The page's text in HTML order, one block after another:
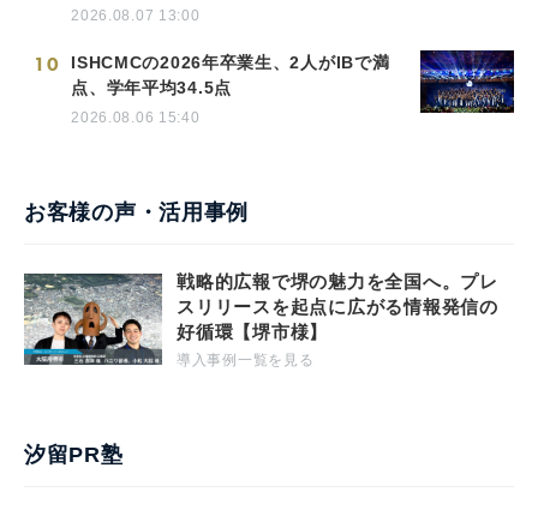
2026.08.07 13:00
10
ISHCMCの2026年卒業生、2人がIBで満
点、学年平均34.5点
2026.08.06 15:40
お客様の声・活用事例
戦略的広報で堺の魅力を全国へ。プレ
スリリースを起点に広がる情報発信の
好循環【堺市様】
導入事例一覧を見る
汐留PR塾